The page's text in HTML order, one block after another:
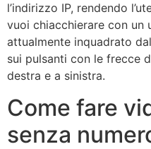
l’indirizzo IP, rendendo
vuoi chiacchierare con un
attualmente inquadrato
sui pulsanti con le frecce
destra e a sinistra.
Come fare
senza